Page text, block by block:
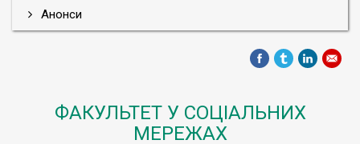
Анонси
ФАКУЛЬТЕТ У СОЦІАЛЬНИХ
МЕРЕЖАХ